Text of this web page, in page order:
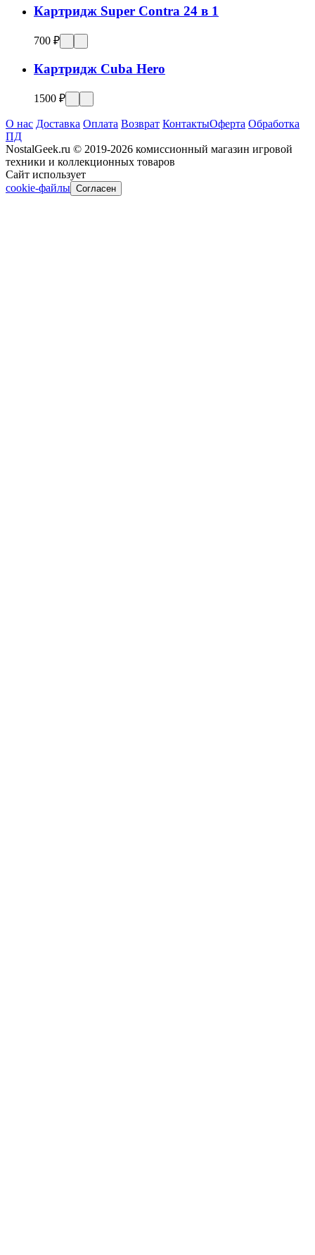
Картридж Super Contra 24 в 1
700 ₽
Картридж Cuba Hero
1500 ₽
О нас Доставка Оплата Возврат КонтактыОферта Обработка
ПД
NostalGeek.ru © 2019-2026 комиссионный магазин игровой
техники и коллекционных товаров
Сайт использует
cookie-файлы Согласен